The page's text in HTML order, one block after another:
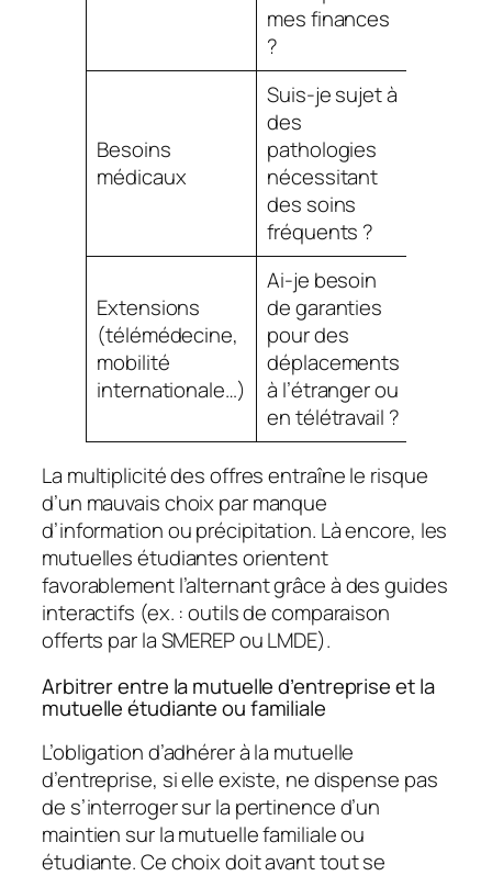
mes finances
?
Besoins
médicaux
Suis-je sujet à
des
pathologies
nécessitant
des soins
fréquents ?
Extensions
(télémédecine,
mobilité
internationale…)
Ai-je besoin
de garanties
pour des
déplacements
à l’étranger ou
en télétravail ?
La multiplicité des offres entraîne le risque
d’un mauvais choix par manque
d’information ou précipitation. Là encore, les
mutuelles étudiantes orientent
favorablement l’alternant grâce à des guides
interactifs (ex. : outils de comparaison
offerts par la SMEREP ou LMDE).
Arbitrer entre la mutuelle d’entreprise et la
mutuelle étudiante ou familiale
L’obligation d’adhérer à la mutuelle
d’entreprise, si elle existe, ne dispense pas
de s’interroger sur la pertinence d’un
maintien sur la mutuelle familiale ou
étudiante. Ce choix doit avant tout se